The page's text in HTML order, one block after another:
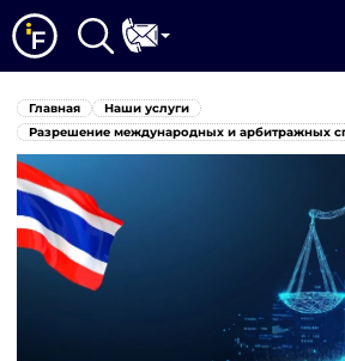
Главная
Наши услуги
Разрешение международных и арбитражных